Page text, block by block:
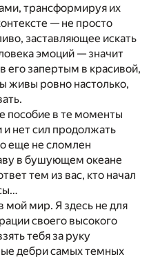
трансформируя их
— не просто
заставляющее искать
эмоций — значит
его запертым в красивой,
живы ровно настолько,
пособие в те моменты
и нет сил продолжать
еще не сломлен
в бушующем океане
тем из вас, кто начал
мой мир. Я здесь не для
своего высокого
тебя за руку
дебри самых темных